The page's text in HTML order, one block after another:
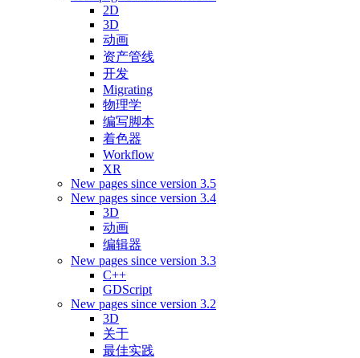
2D
3D
动画
资产管线
开发
Migrating
物理学
编写脚本
着色器
Workflow
XR
New pages since version 3.5
New pages since version 3.4
3D
动画
编辑器
New pages since version 3.3
C++
GDScript
New pages since version 3.2
3D
关于
最佳实践